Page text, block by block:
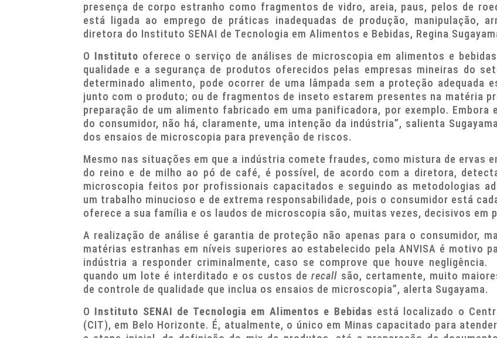
presença de corpo estranho como fragmentos de vidro, areia, paus, pelos de
está ligada ao emprego de práticas inadequadas de produção, manipulação,
diretora do Instituto SENAI de Tecnologia em Alimentos e Bebidas, Regina
O Instituto oferece o serviço de análises de microscopia em alimentos e
qualidade e a segurança de produtos oferecidos pelas empresas mineiras do
determinado alimento, pode ocorrer de uma lâmpada sem a proteção adequada
junto com o produto; ou de fragmentos de inseto estarem presentes na matéria
preparação de um alimento fabricado em uma panificadora, por exemplo. Embora
do consumidor, não há, claramente, uma intenção da indústria”, salienta
dos ensaios de microscopia para prevenção de riscos.
Mesmo nas situações em que a indústria comete fraudes, como mistura de ervas
do reino e de milho ao pó de café, é possível, de acordo com a diretora,
microscopia feitos por profissionais capacitados e seguindo as metodologias
um trabalho minucioso e de extrema responsabilidade, pois o consumidor está
oferece a sua família e os laudos de microscopia são, muitas vezes, decisivos em
A realização de análise é garantia de proteção não apenas para o consumidor,
matérias estranhas em níveis superiores ao estabelecido pela ANVISA é motivo
indústria a responder criminalmente, caso se comprove que houve
quando um lote é interditado e os custos derecall são, certamente, muito
de controle de qualidade que inclua os ensaios de microscopia”, alerta Sugayama.
O Instituto SENAI de Tecnologia em Alimentos e Bebidas está localizado o
(CIT), em Belo Horizonte. É, atualmente, o único em Minas capacitado para